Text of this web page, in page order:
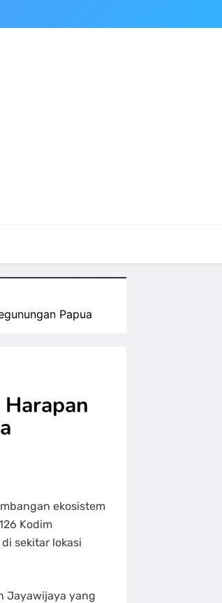
Papua
ekosistem
Kodim
sekitar lokasi
Jayawijaya yang